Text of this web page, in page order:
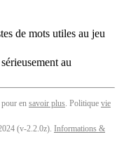
de mots utiles au jeu
au
en savoir plus. Politique vie
(v-2.2.0z). Informations &